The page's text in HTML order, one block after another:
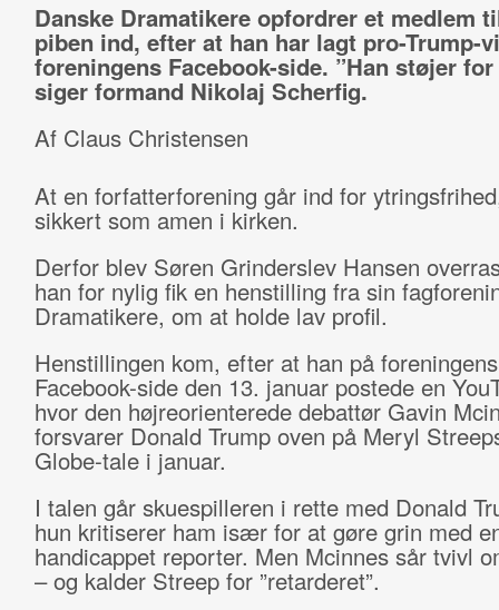
Danske Dramatikere opfordrer et medlem
piben ind, efter at han har lagt pro-Trump-
foreningens Facebook-side. ”Han støjer for
siger formand Nikolaj Scherfig.
Af Claus Christensen
At en forfatterforening går ind for
sikkert som amen i kirken.
Derfor blev Søren Grinderslev Hansen
han for nylig fik en henstilling fra sin
Dramatikere, om at holde lav profil.
Henstillingen kom, efter at han på
Facebook-side den 13. januar postede en
hvor den højreorienterede debattør Gavin
forsvarer Donald Trump oven på Meryl
Globe-tale i januar.
I talen går skuespilleren i rette med Donald
hun kritiserer ham især for at gøre grin med
handicappet reporter. Men Mcinnes sår tvivl
– og kalder Streep for ”retarderet”.